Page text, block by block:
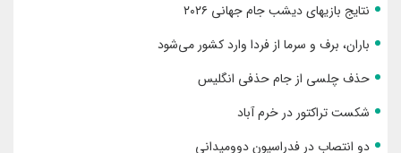
نتایج بازیهای دیشب جام جهانی ۲۰۲۶
باران، برف و سرما از فردا وارد کشور می‌شود
حذف چلسی از جام حذفی انگلیس
شکست تراکتور در خرم آباد
دو انتصاب در فدراسیون دوومیدانی